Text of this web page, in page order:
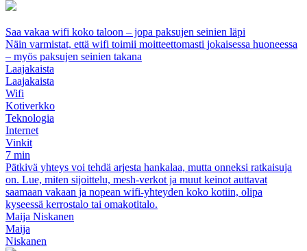
Saa vakaa wifi koko taloon – jopa paksujen seinien läpi
Näin varmistat, että wifi toimii moitteettomasti jokaisessa huoneessa
– myös paksujen seinien takana
Laajakaista
Laajakaista
Wifi
Kotiverkko
Teknologia
Internet
Vinkit
7 min
Pätkivä yhteys voi tehdä arjesta hankalaa, mutta onneksi ratkaisuja
on. Lue, miten sijoittelu, mesh-verkot ja muut keinot auttavat
saamaan vakaan ja nopean wifi-yhteyden koko kotiin, olipa
kyseessä kerrostalo tai omakotitalo.
Maija Niskanen
Maija
Niskanen